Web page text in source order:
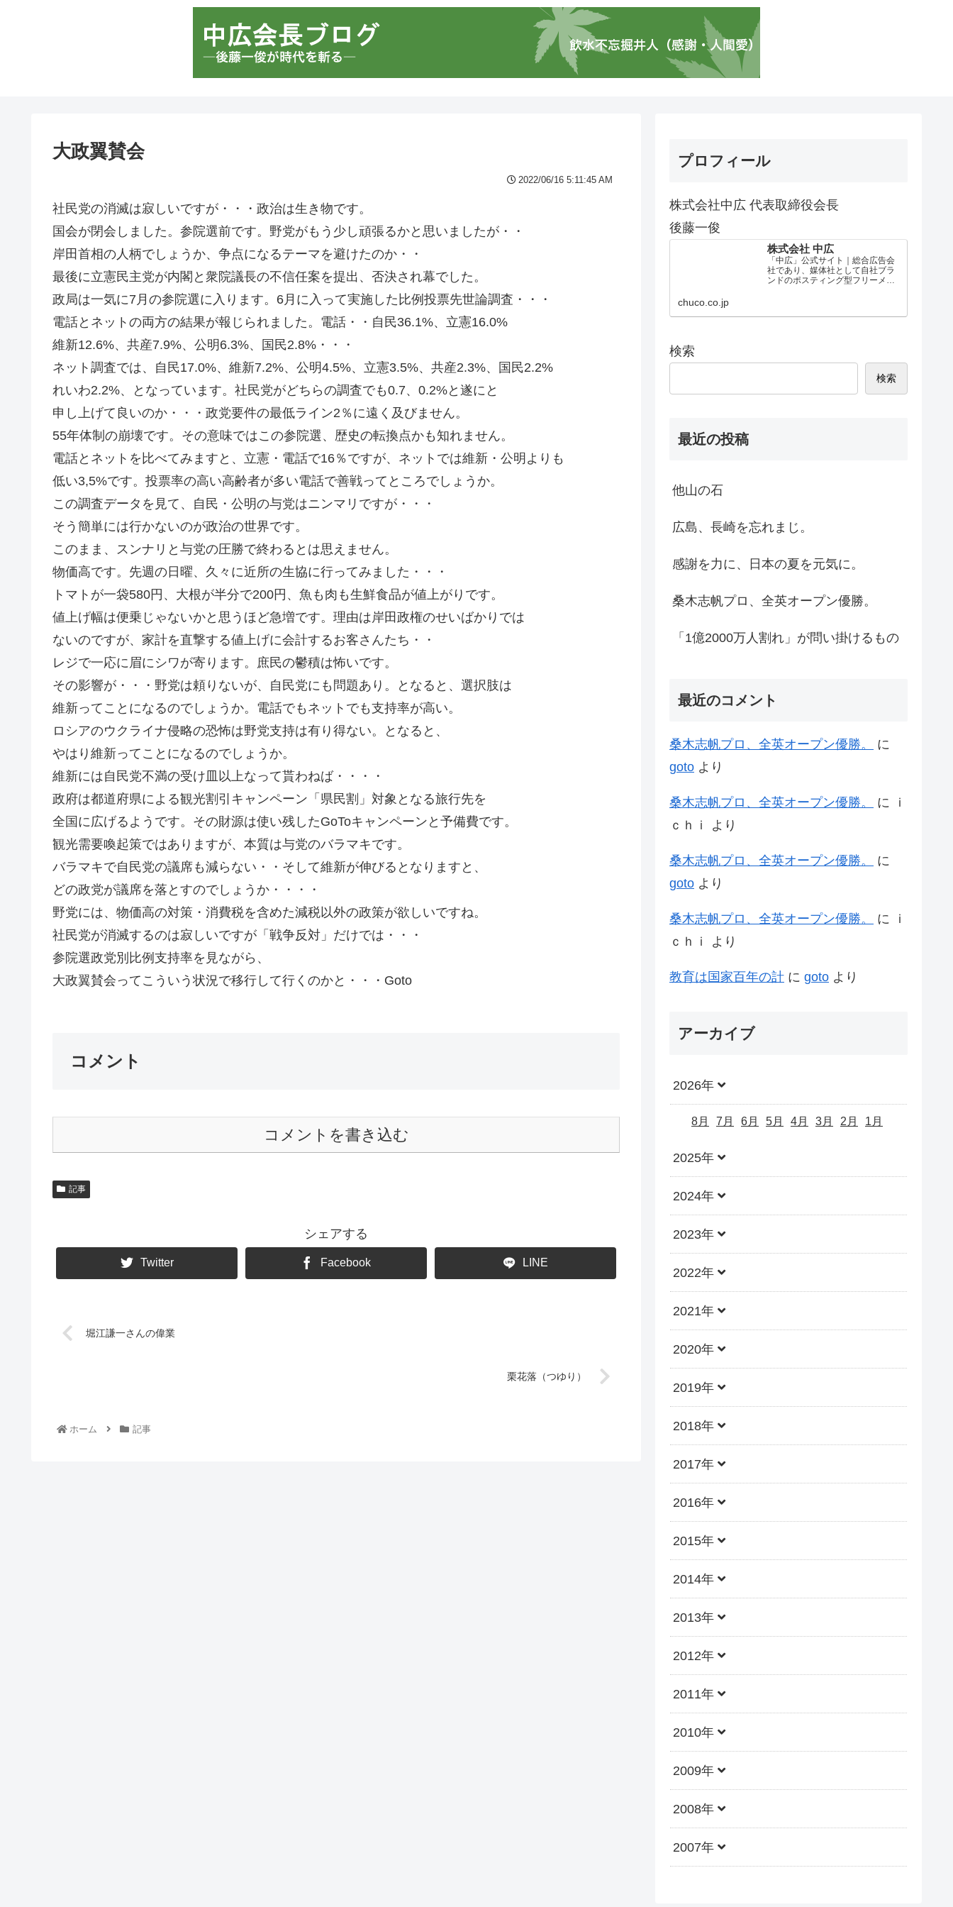
大政翼賛会
2022/06/16 5:11:45 AM
社民党の消滅は寂しいですが・・・政治は生き物です。
国会が閉会しました。参院選前です。野党がもう少し頑張るかと思いましたが・・
岸田首相の人柄でしょうか、争点になるテーマを避けたのか・・
最後に立憲民主党が内閣と衆院議長の不信任案を提出、否決され幕でした。
政局は一気に7月の参院選に入ります。6月に入って実施した比例投票先世論調査・・・
電話とネットの両方の結果が報じられました。電話・・自民36.1%、立憲16.0%
維新12.6%、共産7.9%、公明6.3%、国民2.8%・・・
ネット調査では、自民17.0%、維新7.2%、公明4.5%、立憲3.5%、共産2.3%、国民2.2%
れいわ2.2%、となっています。社民党がどちらの調査でも0.7、0.2%と遂にと
申し上げて良いのか・・・政党要件の最低ライン2％に遠く及びません。
55年体制の崩壊です。その意味ではこの参院選、歴史の転換点かも知れません。
電話とネットを比べてみますと、立憲・電話で16％ですが、ネットでは維新・公明よりも
低い3,5%です。投票率の高い高齢者が多い電話で善戦ってところでしょうか。
この調査データを見て、自民・公明の与党はニンマリですが・・・
そう簡単には行かないのが政治の世界です。
このまま、スンナリと与党の圧勝で終わるとは思えません。
物価高です。先週の日曜、久々に近所の生協に行ってみました・・・
トマトが一袋580円、大根が半分で200円、魚も肉も生鮮食品が値上がりです。
値上げ幅は便乗じゃないかと思うほど急増です。理由は岸田政権のせいばかりでは
ないのですが、家計を直撃する値上げに会計するお客さんたち・・
レジで一応に眉にシワが寄ります。庶民の鬱積は怖いです。
その影響が・・・野党は頼りないが、自民党にも問題あり。となると、選択肢は
維新ってことになるのでしょうか。電話でもネットでも支持率が高い。
ロシアのウクライナ侵略の恐怖は野党支持は有り得ない。となると、
やはり維新ってことになるのでしょうか。
維新には自民党不満の受け皿以上なって貰わねば・・・・
政府は都道府県による観光割引キャンペーン「県民割」対象となる旅行先を
全国に広げるようです。その財源は使い残したGoToキャンペーンと予備費です。
観光需要喚起策ではありますが、本質は与党のバラマキです。
バラマキで自民党の議席も減らない・・そして維新が伸びるとなりますと、
どの政党が議席を落とすのでしょうか・・・・
野党には、物価高の対策・消費税を含めた減税以外の政策が欲しいですね。
社民党が消滅するのは寂しいですが「戦争反対」だけでは・・・
参院選政党別比例支持率を見ながら、
大政翼賛会ってこういう状況で移行して行くのかと・・・Goto
コメント
コメントを書き込む
記事
シェアする
Twitter Facebook LINE
堀江謙一さんの偉業
栗花落（つゆり）
ホーム 記事
プロフィール
株式会社中広 代表取締役会長
後藤一俊
株式会社 中広
「中広」公式サイト｜総合広告会
社であり、媒体社として自社ブラ
ンドのポスティング型フリーメデ
chuco.co.jp
検索
検索
最近の投稿
他山の石
広島、長崎を忘れまじ。
感謝を力に、日本の夏を元気に。
桑木志帆プロ、全英オープン優勝。
「1億2000万人割れ」が問い掛けるもの
最近のコメント
桑木志帆プロ、全英オープン優勝。
に
goto より
桑木志帆プロ、全英オープン優勝。 に
ｉ
ｃｈｉ
より
桑木志帆プロ、全英オープン優勝。
に
goto より
桑木志帆プロ、全英オープン優勝。 に
ｉ
ｃｈｉ
より
教育は国家百年の計 に goto より
アーカイブ
2026年
8月 7月 6月 5月 4月 3月 2月 1月
2025年
2024年
2023年
2022年
2021年
2020年
2019年
2018年
2017年
2016年
2015年
2014年
2013年
2012年
2011年
2010年
2009年
2008年
2007年